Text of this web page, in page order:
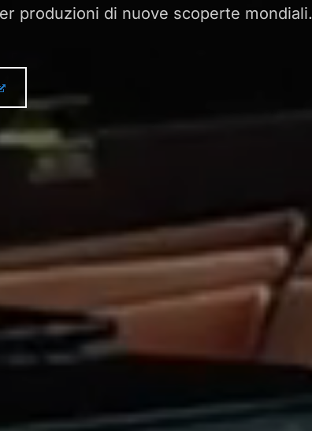
produzioni di nuove scoperte mondiali.